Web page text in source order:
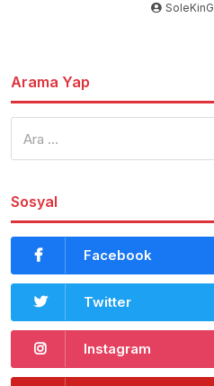
SoleKinG
Arama Yap
Sosyal
Facebook
Twitter
Instagram